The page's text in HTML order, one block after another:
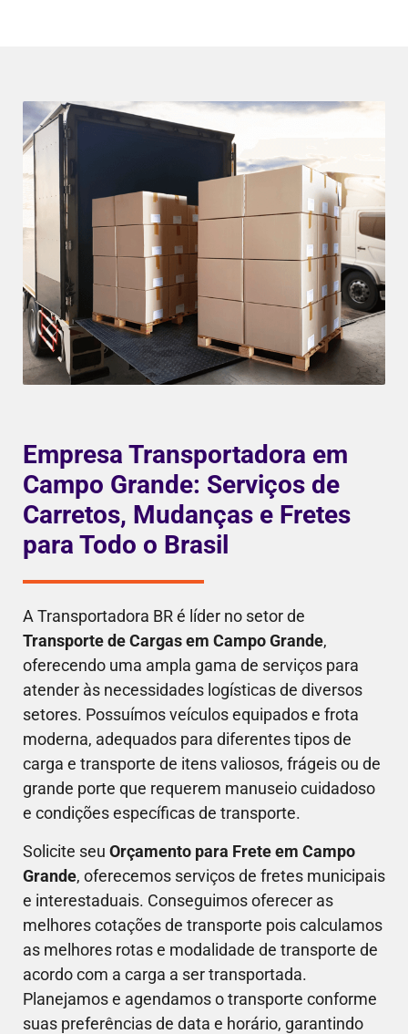
Empresa Transportadora em
Campo Grande: Serviços de
Carretos, Mudanças e Fretes
para Todo o Brasil
A Transportadora BR é líder no setor de
Transporte de Cargas em Campo Grande,
oferecendo uma ampla gama de serviços para
atender às necessidades logísticas de diversos
setores. Possuímos veículos equipados e frota
moderna, adequados para diferentes tipos de
carga e transporte de itens valiosos, frágeis ou de
grande porte que requerem manuseio cuidadoso
e condições específicas de transporte.
Solicite seu Orçamento para Frete em Campo
Grande, oferecemos serviços de fretes municipais
e interestaduais. Conseguimos oferecer as
melhores cotações de transporte pois calculamos
as melhores rotas e modalidade de transporte de
acordo com a carga a ser transportada.
Planejamos e agendamos o transporte conforme
suas preferências de data e horário, garantindo